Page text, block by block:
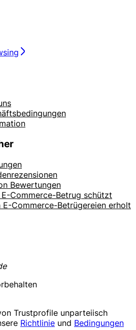
Bewertungen
Commerce-Betrug schützt
E-Commerce-Betrügereien erholt
Trustprofile unparteiisch
Richtlinie und Bedingungen